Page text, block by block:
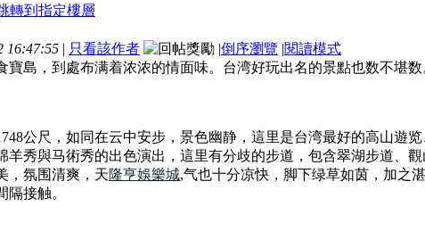
16:47:55 | 只看該作者 |倒序瀏覽 |閱讀模式
寶島，到處布满着浓浓的情面味。台湾好玩出名的景點也数不堪
公尺，如同在云中安步，景色幽静，這里是台湾最好的高山
羊秀與马術秀的出色演出，這里有分歧的步道，包含翠湖步道、
，氛围清爽，天隆亨娛樂城,气也十分凉快，脚下绿草如茵，加之
隔接触。